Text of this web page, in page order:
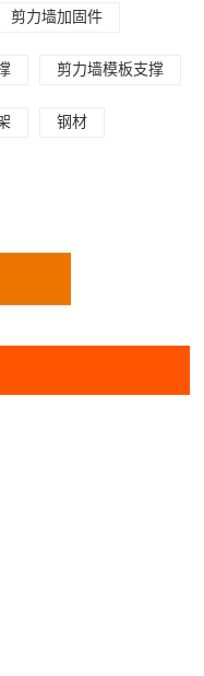
剪力墙加固件
剪力墙模板支撑
钢材